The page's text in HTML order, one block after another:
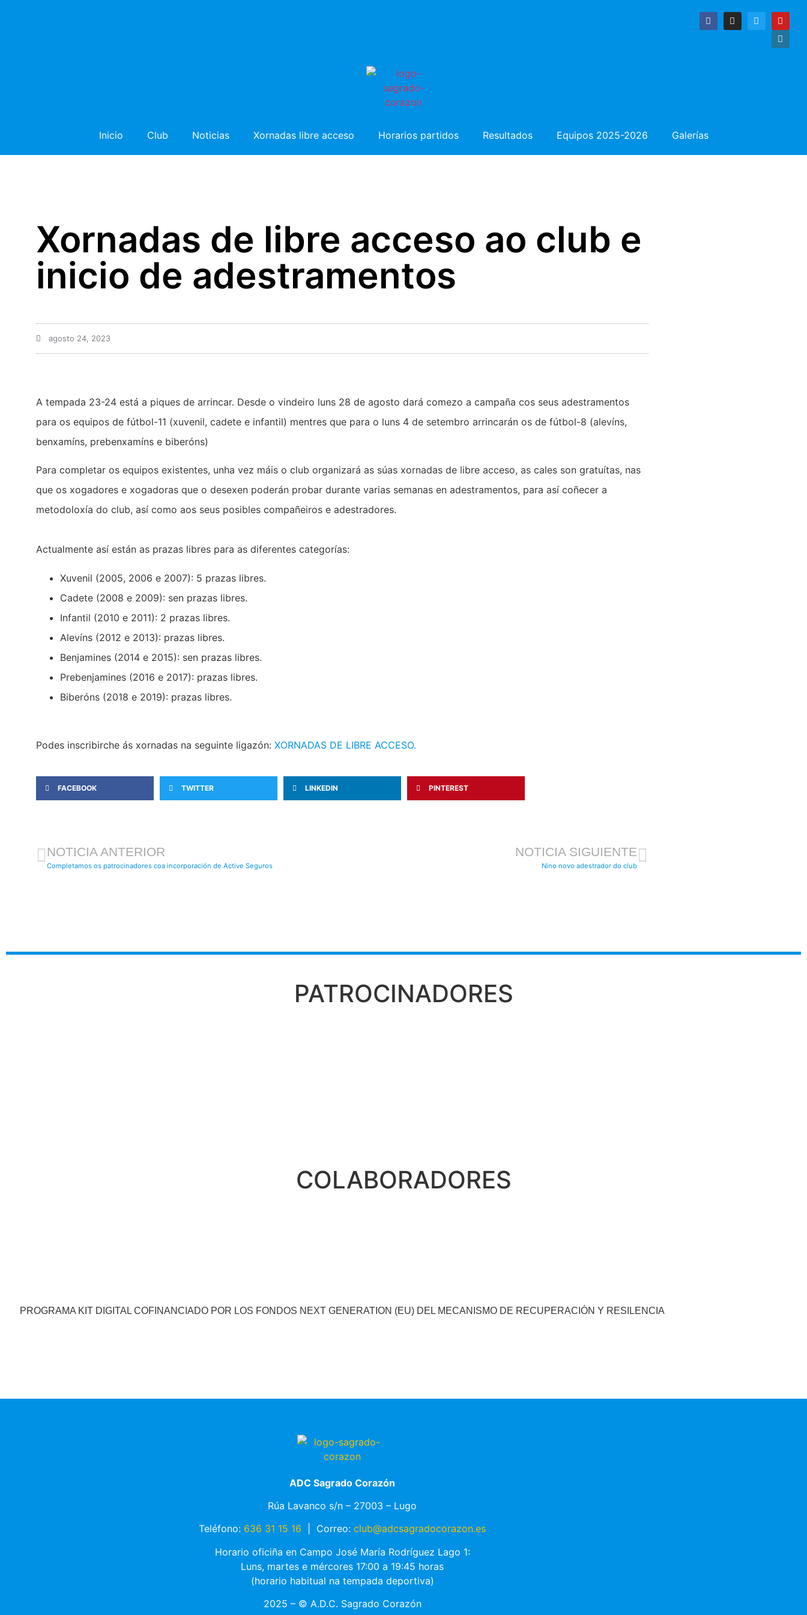
Inicio Club Noticias Xornadas libre acceso Horarios partidos Resultados Equipos 2025-2026 Galerías
Xornadas de libre acceso ao club e
inicio de adestramentos
agosto 24, 2023
A tempada 23-24 está a piques de arrincar. Desde o vindeiro luns 28 de agosto dará comezo a campaña cos seus adestramentos
para os equipos de fútbol-11 (xuvenil, cadete e infantil) mentres que para o luns 4 de setembro arrincarán os de fútbol-8 (alevíns,
benxamíns, prebenxamíns e biberóns)
Para completar os equipos existentes, unha vez máis o club organizará as súas xornadas de libre acceso, as cales son gratuítas, nas
que os xogadores e xogadoras que o desexen poderán probar durante varias semanas en adestramentos, para así coñecer a
metodoloxía do club, así como aos seus posibles compañeiros e adestradores.
Actualmente así están as prazas libres para as diferentes categorías:
Xuvenil (2005, 2006 e 2007): 5 prazas libres.
Cadete (2008 e 2009): sen prazas libres.
Infantil (2010 e 2011): 2 prazas libres.
Alevíns (2012 e 2013): prazas libres.
Benjamines (2014 e 2015): sen prazas libres.
Prebenjamines (2016 e 2017): prazas libres.
Biberóns (2018 e 2019): prazas libres.
Podes inscribirche ás xornadas na seguinte ligazón: XORNADAS DE LIBRE ACCESO.
FACEBOOK TWITTER LINKEDIN PINTEREST
NOTICIA ANTERIOR
Completamos os patrocinadores coa incorporación de Active Seguros
NOTICIA SIGUIENTE
Nino novo adestrador do club
PATROCINADORES
COLABORADORES
PROGRAMA KIT DIGITAL COFINANCIADO POR LOS FONDOS NEXT GENERATION (EU) DEL MECANISMO DE RECUPERACIÓN Y RESILENCIA
ADC Sagrado Corazón
Rúa Lavanco s/n – 27003 – Lugo
Teléfono: 636 31 15 16 Correo: club@adcsagradocorazon.es
Horario oficiña en Campo José María Rodríguez Lago 1:
Luns, martes e mércores 17:00 a 19:45 horas
(horario habitual na tempada deportiva)
2025 – © A.D.C. Sagrado Corazón